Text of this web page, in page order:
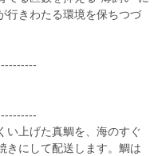
行きわたる環境を保ちつづ
い上げた真鯛を、海のすぐ
きにして配送します。鯛は